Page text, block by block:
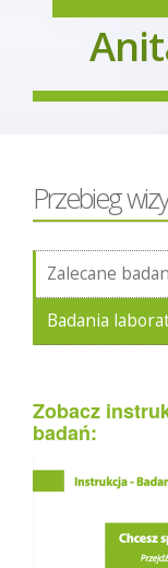
Przebieg
Zalecane
Badania
Zobacz
badań: